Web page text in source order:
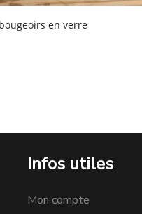
en verre
Infos utiles
Mon compte